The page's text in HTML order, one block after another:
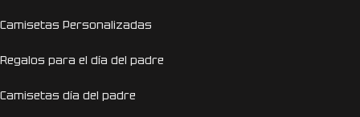
Camisetas Personalizadas
Regalos para el día del padre
Camisetas día del padre